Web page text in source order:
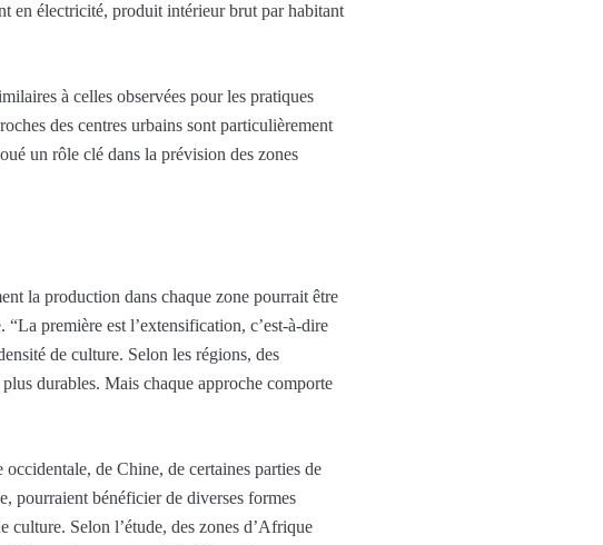
en électricité, produit intérieur brut par habitant
à celles observées pour les pratiques
des centres urbains sont particulièrement
un rôle clé dans la prévision des zones
la production dans chaque zone pourrait être
première est l’extensification, c’est-à-dire
de culture. Selon les régions, des
durables. Mais chaque approche comporte
de Chine, de certaines parties de
pourraient bénéficier de diverses formes
culture. Selon l’étude, des zones d’Afrique